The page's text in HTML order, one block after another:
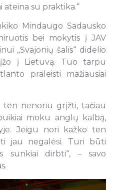
ateina su praktika.“
Mindaugo Sadausko
bei mokytis į JAV
„Svajonių šalis“ didelio
į Lietuvą. Tuo tarpu
praleisti mažiausiai
ten nenoriu grįžti, tačiau
moku anglų kalbą,
Jeigu nori kažko ten
jau negalėsi. Turi būti
sunkiai dirbti“, – savo